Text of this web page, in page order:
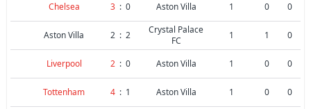
Chelsea 3 : 0 Aston Villa 1 0 0
Aston Villa 2 : 2
Crystal Palace
FC
1 1 0
Liverpool 2 : 0 Aston Villa 1 0 0
Tottenham 4 : 1 Aston Villa 1 0 0